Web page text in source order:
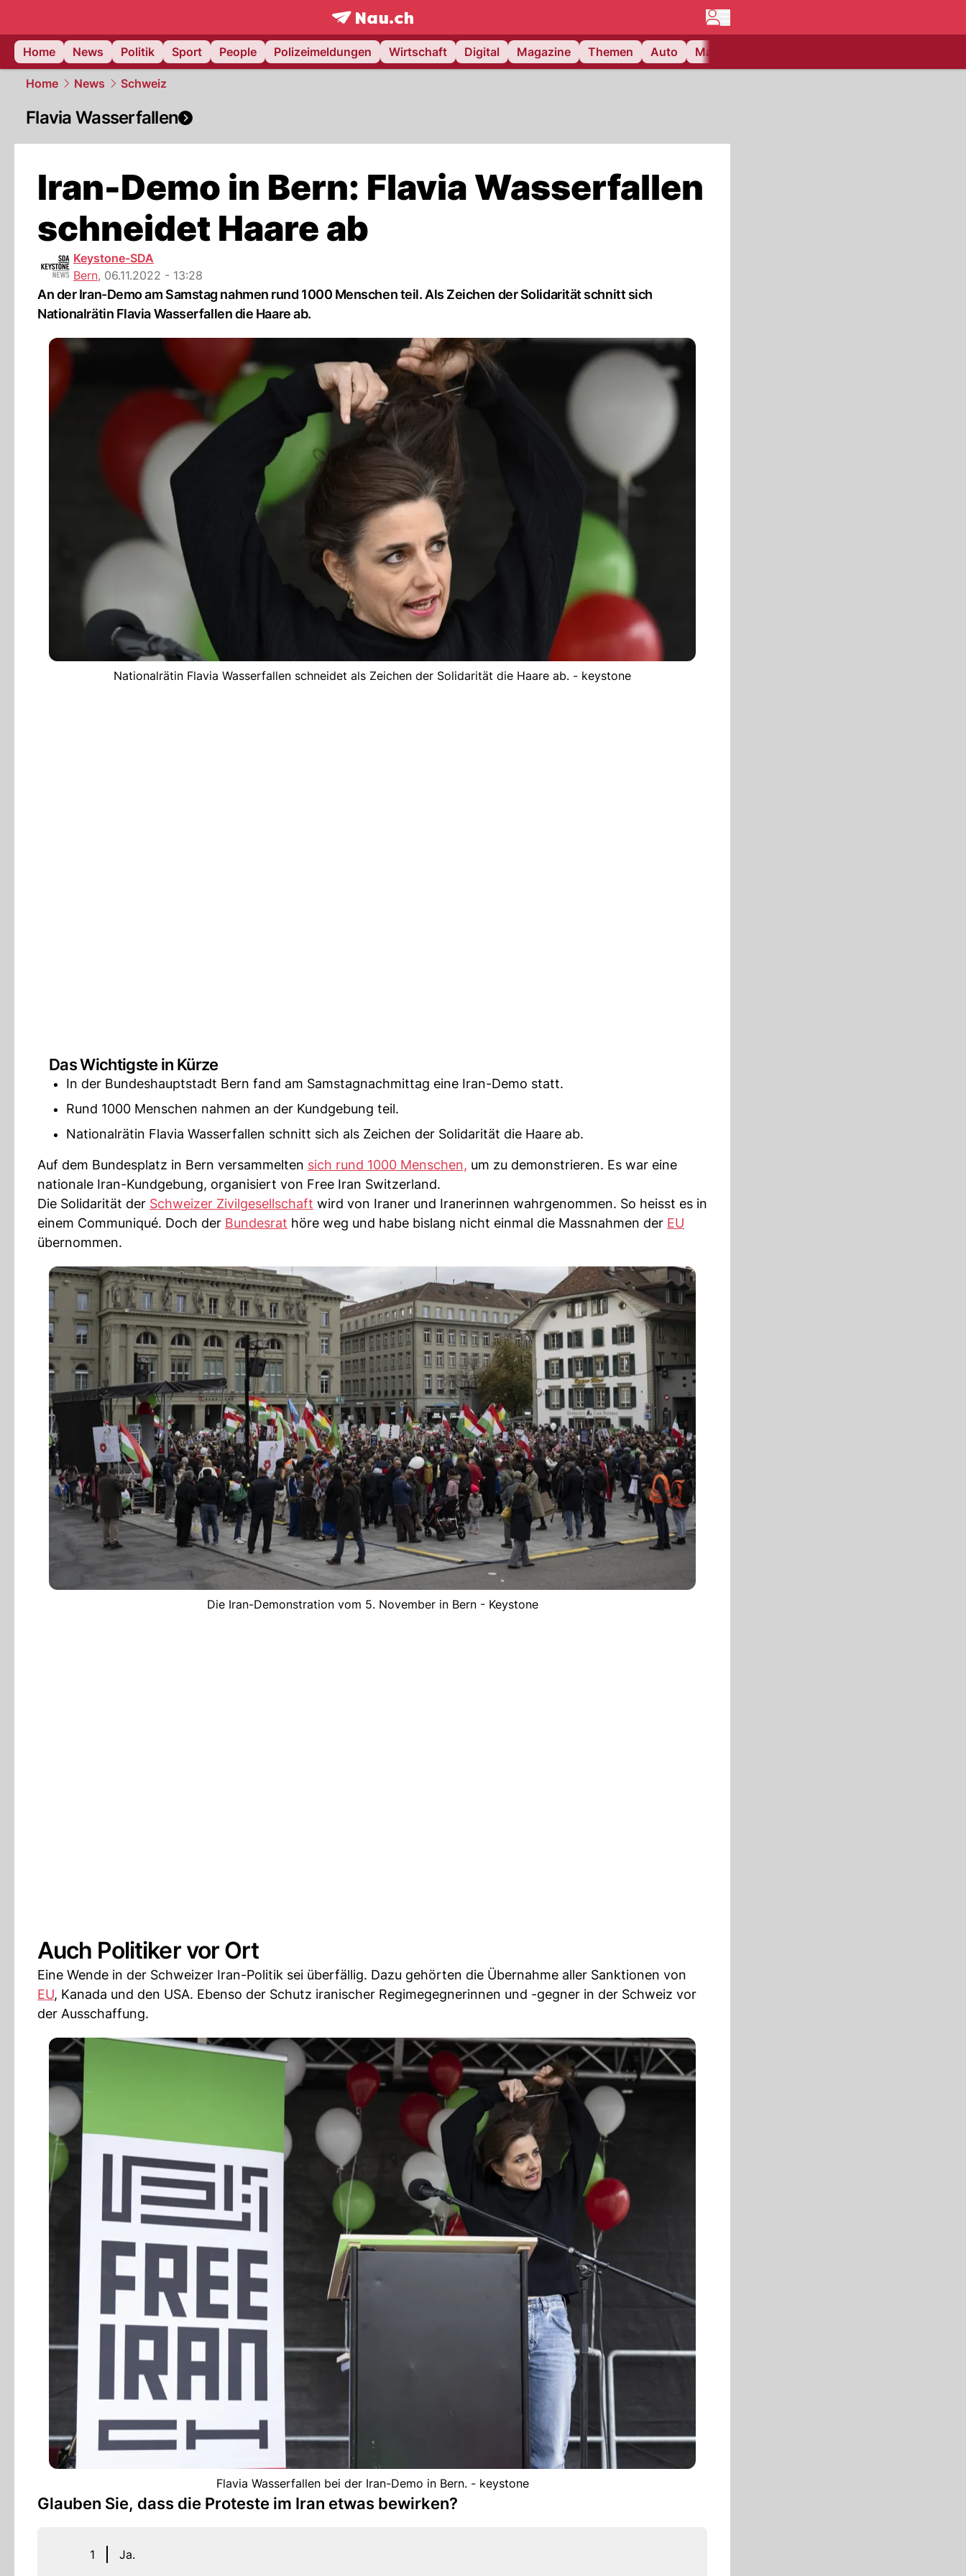
frontpage.NAU.ch
Home
News Politik Sport People Polizeimeldungen Wirtschaft Digital Magazine Themen Auto Matchcenter
Home News Schweiz
Flavia Wasserfallen
Iran-Demo in Bern: Flavia Wasserfallen
schneidet Haare ab
Keystone-SDA
Bern, 06.11.2022 - 13:28
An der Iran-Demo am Samstag nahmen rund 1000 Menschen teil. Als Zeichen der Solidarität schnitt sich
Nationalrätin Flavia Wasserfallen die Haare ab.
Nationalrätin Flavia Wasserfallen schneidet als Zeichen der Solidarität die Haare ab. - keystone
Das Wichtigste in Kürze
In der Bundeshauptstadt Bern fand am Samstagnachmittag eine Iran-Demo statt.
Rund 1000 Menschen nahmen an der Kundgebung teil.
Nationalrätin Flavia Wasserfallen schnitt sich als Zeichen der Solidarität die Haare ab.
Auf dem Bundesplatz in Bern versammelten sich rund 1000 Menschen, um zu demonstrieren. Es war eine
nationale Iran-Kundgebung, organisiert von Free Iran Switzerland.
Die Solidarität der Schweizer Zivilgesellschaft wird von Iraner und Iranerinnen wahrgenommen. So heisst es in
einem Communiqué. Doch der Bundesrat höre weg und habe bislang nicht einmal die Massnahmen der EU
übernommen.
Die Iran-Demonstration vom 5. November in Bern - Keystone
Auch Politiker vor Ort
Eine Wende in der Schweizer Iran-Politik sei überfällig. Dazu gehörten die Übernahme aller Sanktionen von
EU, Kanada und den USA. Ebenso der Schutz iranischer Regimegegnerinnen und -gegner in der Schweiz vor
der Ausschaffung.
Flavia Wasserfallen bei der Iran-Demo in Bern. - keystone
Glauben Sie, dass die Proteste im Iran etwas bewirken?
1 Ja.